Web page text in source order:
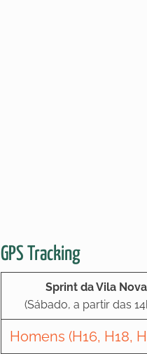
GPS Tracking
Sprint da Vila Nova
(Sábado, a partir das
Homens (H16, H18,